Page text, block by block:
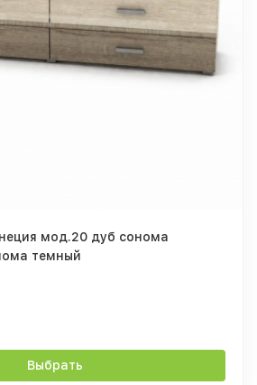
мод.20 дуб сонома
темный
Выбрать